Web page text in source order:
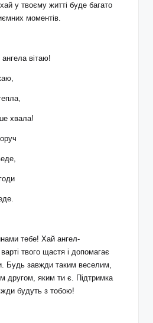
у твоєму житті буде багато
моментів.
вітаю!
хвала!
тебе! Хай ангел-
твого щастя і допомагає
Будь завжди таким веселим,
другом, яким ти є. Підтримка
будуть з тобою!